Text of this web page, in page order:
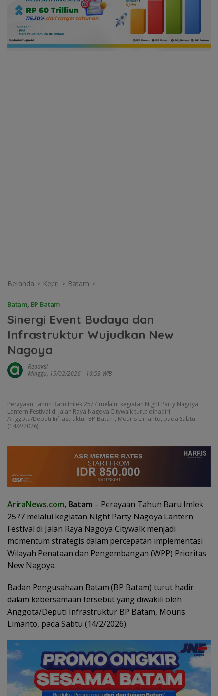
Beranda Kepri Batam
Batam, BP Batam
Sinergi Event Budaya dan
Infrastruktur Wujudkan New
Nagoya
Redaksi
Minggu, 15/02/2026 - 10:53 WIB
Perayaan Tahun Baru Imlek 2577 melalui kegiatan Night Party Nagoya
Lantern Festival di Jalan Raya Nagoya Citywalk turut dihadiri
Anggota/Deputi Infrastruktur BP Batam, Mouris Limanto, pada Sabtu
(14/2/2026).
AriraNews.com, Batam – Perayaan Tahun Baru Imlek
2577 melalui kegiatan Night Party Nagoya Lantern
Festival di Jalan Raya Nagoya Citywalk menjadi
momentum strategis dalam percepatan implementasi
Wilayah Penataan dan Pengembangan (WPP) Prioritas
New Nagoya.
Badan Pengusahaan Batam (BP Batam) turut hadir
dalam kebersamaan tersebut yang diwakili oleh
Anggota/Deputi Infrastruktur BP Batam, Mouris
Limanto, pada Sabtu (14/2/2026).